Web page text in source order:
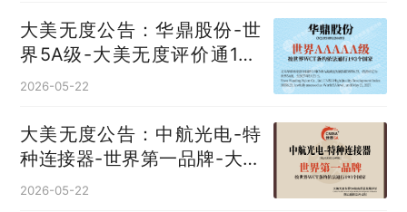
大美无度公告：华鼎股份-世
界5A级-大美无度评价通193
国
2026-05-22
大美无度公告：中航光电-特
种连接器‌-世界第一品牌-大美
无度评价通193国
2026-05-22